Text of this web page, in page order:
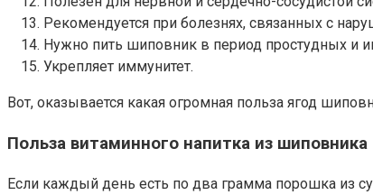
Рекомендуется при болезнях, связанных с
Нужно пить шиповник в период простудных и
Укрепляет иммунитет.
Вот, оказывается какая огромная польза ягод
Польза витаминного напитка из шиповника
Если каждый день есть по два грамма порошка из